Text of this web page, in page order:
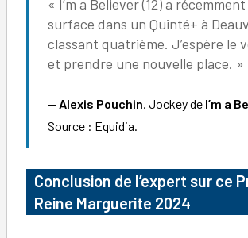
« I’m a Believer (12) a
surface dans un Quinté+ à
classant quatrième. J’espère le
et prendre une nouvelle place. »
Alexis Pouchin. Jockey de I’m a
Source : Equidia.
Conclusion de l’expert sur ce
Reine Marguerite 2024